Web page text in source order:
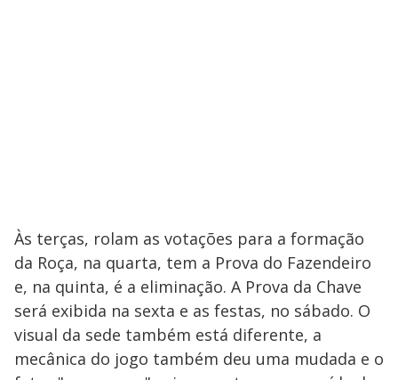
Às terças, rolam as votações para a formação
da Roça, na quarta, tem a Prova do Fazendeiro
e, na quinta, é a eliminação. A Prova da Chave
será exibida na sexta e as festas, no sábado. O
visual da sede também está diferente, a
mecânica do jogo também deu uma mudada e o